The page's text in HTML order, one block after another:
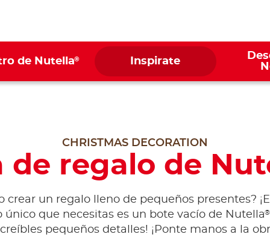
de Nutella® Inspirate
CHRISTMAS DECORATION
de regalo de
crear un regalo lleno de pequeños presentes?
único que necesitas es un bote vacío de Nutella®
pequeños detalles! ¡Ponte manos a la